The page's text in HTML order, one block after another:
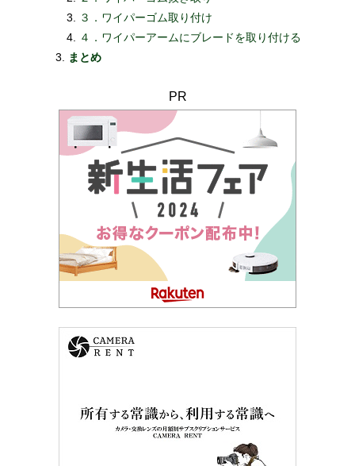
３．ワイパーゴム取り付け
４．ワイパーアームにブレードを取り付ける
まとめ
PR